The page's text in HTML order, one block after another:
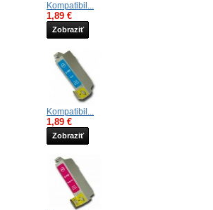
Kompatibil...
1,89 €
Zobraziť
Kompatibil...
1,89 €
Zobraziť